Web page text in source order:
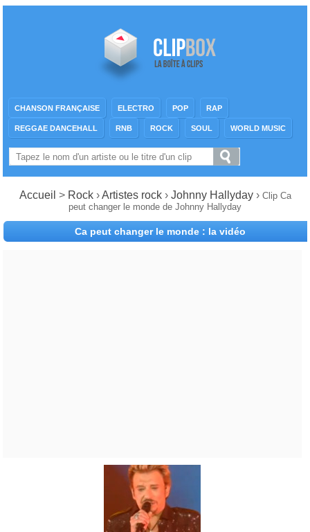
CHANSON FRANÇAISE ELECTRO POP RAP
REGGAE DANCEHALL RNB ROCK SOUL WORLD MUSIC
Accueil > Rock ›Artistes rock› Johnny Hallyday › Clip Ca
peut changer le monde de Johnny Hallyday
Ca peut changer le monde : la vidéo